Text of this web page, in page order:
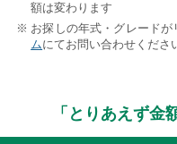
額は変わります
お探しの年式・グレードが
ムにてお問い合わせくださ
「とりあえず金